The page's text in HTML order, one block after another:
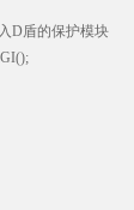
D盾的保护模块